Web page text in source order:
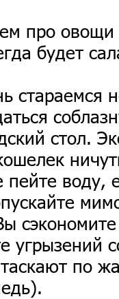
про
будет
стараемся
стол.
пейте воду,
угрызений
таскают по